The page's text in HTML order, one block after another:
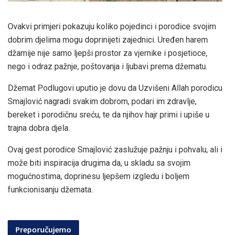
Ovakvi primjeri pokazuju koliko pojedinci i porodice svojim
dobrim djelima mogu doprinijeti zajednici. Uređen harem
džamije nije samo ljepši prostor za vjernike i posjetioce,
nego i odraz pažnje, poštovanja i ljubavi prema džematu.
Džemat Podlugovi uputio je dovu da Uzvišeni Allah porodicu
Smajlović nagradi svakim dobrom, podari im zdravlje,
bereket i porodičnu sreću, te da njihov hajr primi i upiše u
trajna dobra djela.
Ovaj gest porodice Smajlović zaslužuje pažnju i pohvalu, ali i
može biti inspiracija drugima da, u skladu sa svojim
mogućnostima, doprinesu ljepšem izgledu i boljem
funkcionisanju džemata.
Preporučujemo